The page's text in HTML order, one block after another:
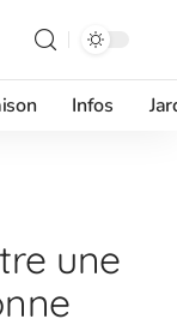
Infos
une